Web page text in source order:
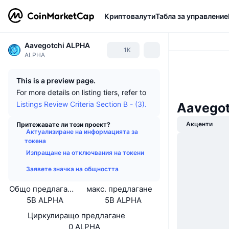
КриптовалутиТабла за управление
Aavegotchi ALPHA
ALPHA
1K
This is a preview page.
For more details on listing tiers, refer to
Listings Review Criteria Section B - (3).
Притежавате ли този проект?
Актуализиране на информацията за
токена
Изпращане на отключвания на токени
Заявете значка на общността
Общо предлагане
5B ALPHA
макс. предлагане
5B ALPHA
Циркулиращо предлагане
0 ALPHA
Акценти